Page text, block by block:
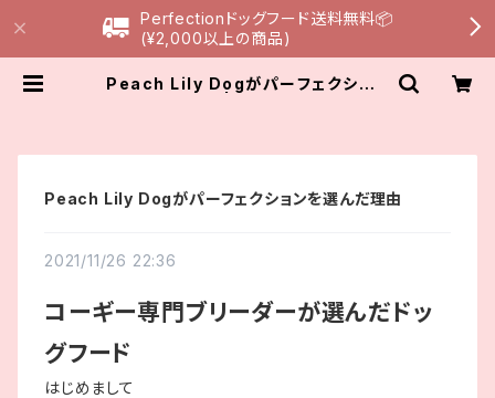
Perfectionドッグフード送料無料📦
(¥2,000以上の商品)
Peach Lily Dogがパーフェクション
Peach Lily Dogがパーフェクションを選んだ理由
2021/11/26 22:36
コーギー専門ブリーダーが選んだドッ
グフード
はじめまして